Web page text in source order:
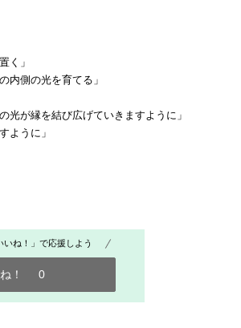
く」
内側の光を育てる」
光が縁を結び広げていきますように」
ように」
ね！」で応援しよう
！ 0